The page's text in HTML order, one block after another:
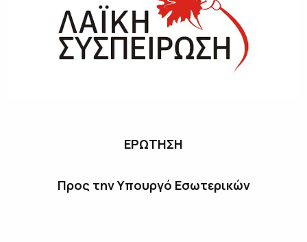
ΕΡΩΤΗΣΗ
Προς την Υπουργό Εσωτερικών